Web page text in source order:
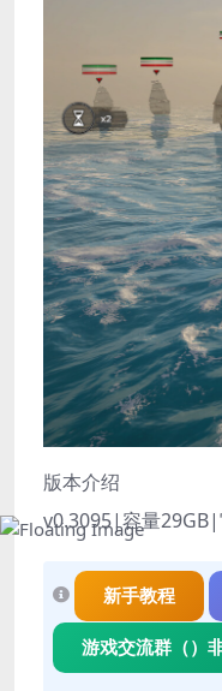
版本介绍
v0.3095|容量
新手教程
游戏交流群（）